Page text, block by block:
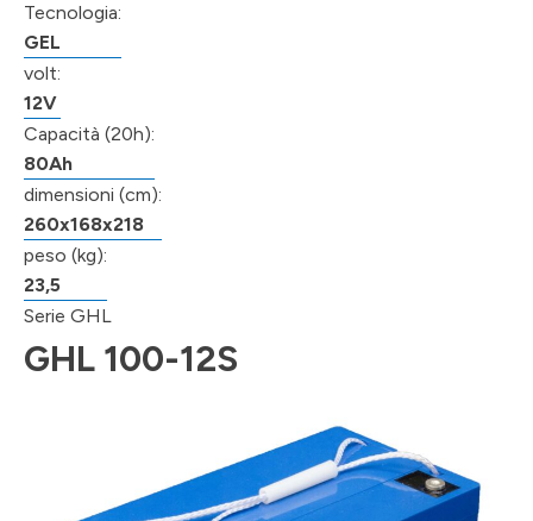
Tecnologia:
GEL
volt:
12V
Capacità (20h):
80Ah
dimensioni (cm):
260x168x218
peso (kg):
23,5
Serie GHL
GHL 100-12S